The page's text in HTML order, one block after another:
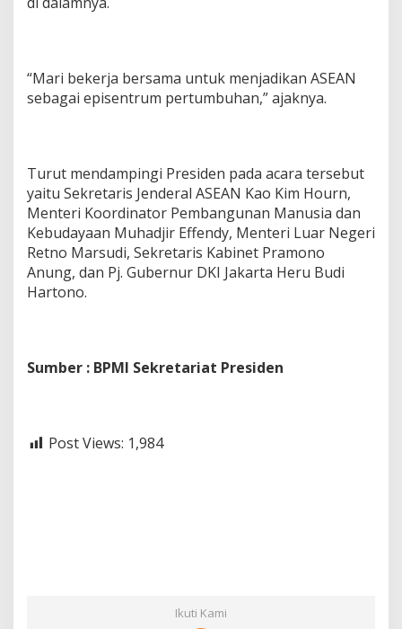
“Mari bekerja bersama untuk menjadikan ASEAN
sebagai episentrum pertumbuhan,” ajaknya.
Turut mendampingi Presiden pada acara tersebut
yaitu Sekretaris Jenderal ASEAN Kao Kim Hourn,
Menteri Koordinator Pembangunan Manusia dan
Kebudayaan Muhadjir Effendy, Menteri Luar Negeri
Retno Marsudi, Sekretaris Kabinet Pramono
Anung, dan Pj. Gubernur DKI Jakarta Heru Budi
Hartono.
Sumber : BPMI Sekretariat Presiden
Post Views: 1,984
Ikuti Kami